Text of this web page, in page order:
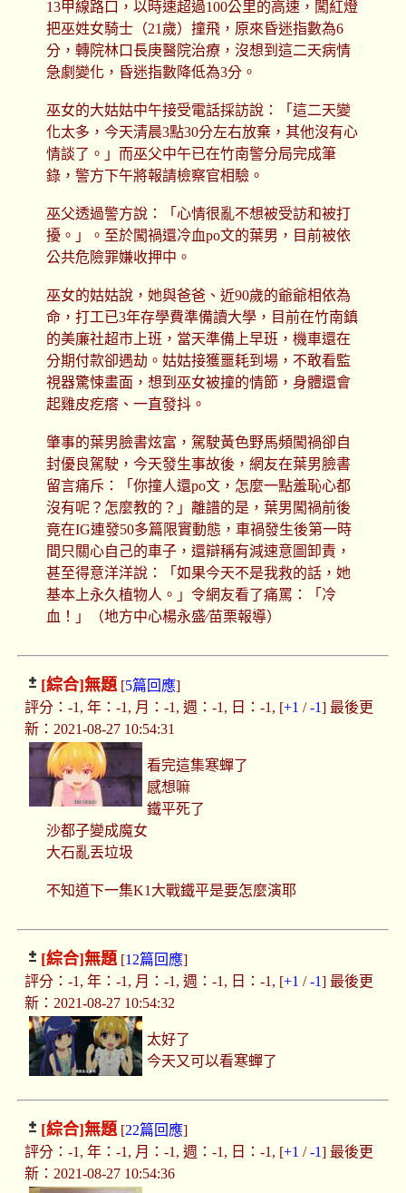
13甲線路口，以時速超過100公里的高速，闖紅燈
把巫姓女騎士（21歲）撞飛，原來昏迷指數為6
分，轉院林口長庚醫院治療，沒想到這二天病情
急劇變化，昏迷指數降低為3分。
巫女的大姑姑中午接受電話採訪說：「這二天變
化太多，今天清晨3點30分左右放棄，其他沒有心
情談了。」而巫父中午已在竹南警分局完成筆
錄，警方下午將報請檢察官相驗。
巫父透過警方說：「心情很亂不想被受訪和被打
擾。」。至於闖禍還冷血po文的葉男，目前被依
公共危險罪嫌收押中。
巫女的姑姑說，她與爸爸、近90歲的爺爺相依為
命，打工已3年存學費準備讀大學，目前在竹南鎮
的美廉社超市上班，當天準備上早班，機車還在
分期付款卻遇劫。姑姑接獲噩耗到場，不敢看監
視器驚悚畫面，想到巫女被撞的情節，身體還會
起雞皮疙瘩、一直發抖。
肇事的葉男臉書炫富，駕駛黃色野馬頻闖禍卻自
封優良駕駛，今天發生事故後，網友在葉男臉書
留言痛斥：「你撞人還po文，怎麼一點羞恥心都
沒有呢？怎麼教的？」離譜的是，葉男闖禍前後
竟在IG連發50多篇限實動態，車禍發生後第一時
間只關心自己的車子，還辯稱有減速意圖卸責，
甚至得意洋洋說：「如果今天不是我救的話，她
基本上永久植物人。」令網友看了痛罵：「冷
血！」（地方中心楊永盛∕苗栗報導）
[綜合]無題[5篇回應]
評分：-1, 年：-1, 月：-1, 週：-1, 日：-1, [+1 /-1] 最後更
新：2021-08-27 10:54:31
看完這集寒蟬了
感想嘛
鐵平死了
沙都子變成魔女
大石亂丟垃圾
不知道下一集K1大戰鐵平是要怎麼演耶
[綜合]無題[12篇回應]
評分：-1, 年：-1, 月：-1, 週：-1, 日：-1, [+1 /-1] 最後更
新：2021-08-27 10:54:32
太好了
今天又可以看寒蟬了
[綜合]無題[22篇回應]
評分：-1, 年：-1, 月：-1, 週：-1, 日：-1, [+1 /-1] 最後更
新：2021-08-27 10:54:36